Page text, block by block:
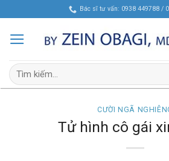
content
Bác sĩ tư vấn: 0938 449788 /
Tìm
kiếm:
CƯỜI NGÃ
Tử hình cô gái